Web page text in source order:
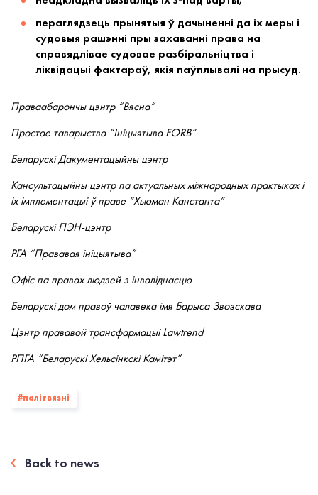
пераглядзець прынятыя ў дачыненні да іх меры і
судовыя рашэнні пры захаванні права на
справядлівае судовае разбіральніцтва і
ліквідацыі фактараў, якія паўплывалі на прысуд.
Праваабарончы цэнтр “Вясна”
Простае таварыства “Ініцыятыва FORB”
Беларускі Дакументацыйны цэнтр
Кансультацыйны цэнтр па актуальных міжнародных практыках і
іх імплементацыі ў праве “Хьюман Канстанта”
Беларускі ПЭН-цэнтр
РГА “Прававая ініцыятыва”
Офіс па правах людзей з інваліднасцю
Беларускі дом правоў чалавека імя Барыса Звозскава
Цэнтр прававой трансфармацыі Lawtrend
РПГА “Беларускі Хельсінкскі Камітэт”
#палiтвязнi
Back to news